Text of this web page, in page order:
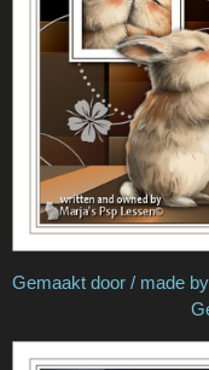
Gemaakt
Gemaakt